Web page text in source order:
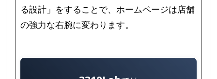
る設計」をすることで、ホームページは店舗
の強力な右腕に変わります。